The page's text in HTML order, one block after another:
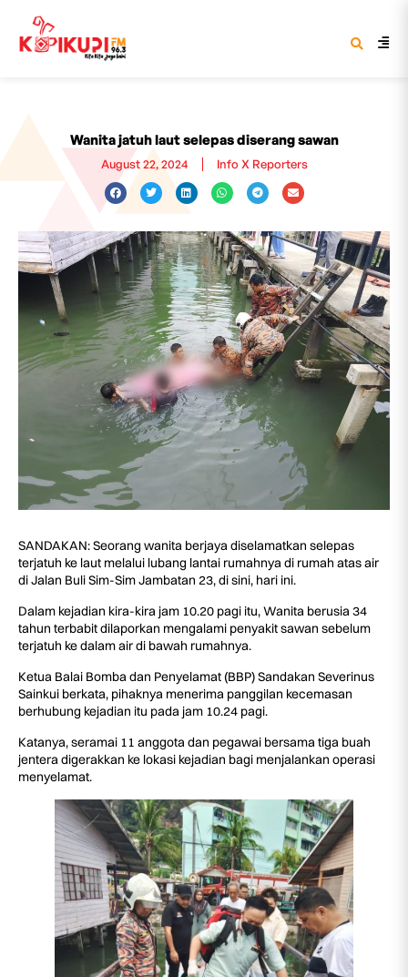
Wanita jatuh laut selepas diserang sawan
August 22, 2024 Info X Reporters
SANDAKAN: Seorang wanita berjaya diselamatkan selepas
terjatuh ke laut melalui lubang lantai rumahnya di rumah atas air
di Jalan Buli Sim-Sim Jambatan 23, di sini, hari ini.
Dalam kejadian kira-kira jam 10.20 pagi itu, Wanita berusia 34
tahun terbabit dilaporkan mengalami penyakit sawan sebelum
terjatuh ke dalam air di bawah rumahnya.
Ketua Balai Bomba dan Penyelamat (BBP) Sandakan Severinus
Sainkui berkata, pihaknya menerima panggilan kecemasan
berhubung kejadian itu pada jam 10.24 pagi.
Katanya, seramai 11 anggota dan pegawai bersama tiga buah
jentera digerakkan ke lokasi kejadian bagi menjalankan operasi
menyelamat.